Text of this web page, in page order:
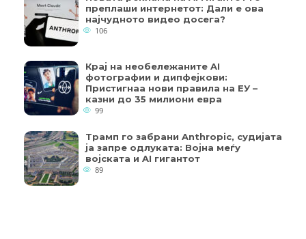
преплаши интернетот: Дали е ова
најчудното видео досега?
106
Крај на необележаните AI
фотографии и дипфејкови:
Пристигнаа нови правила на ЕУ –
казни до 35 милиони евра
99
Трамп го забрани Anthropic, судијата
ја запре одлуката: Војна меѓу
војската и AI гигантот
89